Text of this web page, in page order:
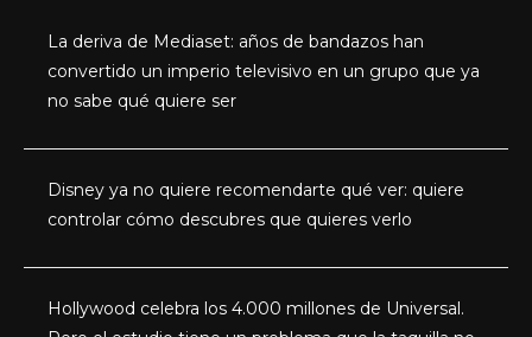
La deriva de Mediaset: años de bandazos han
convertido un imperio televisivo en un grupo que ya
no sabe qué quiere ser
Disney ya no quiere recomendarte qué ver: quiere
controlar cómo descubres que quieres verlo
Hollywood celebra los 4.000 millones de Universal.